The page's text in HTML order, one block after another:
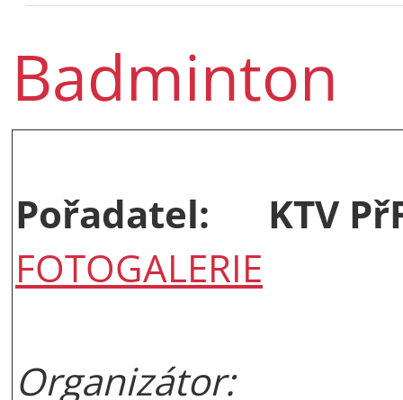
Badminton
Pořadatel:
FOTOGALERIE
KTV
Organizátor: